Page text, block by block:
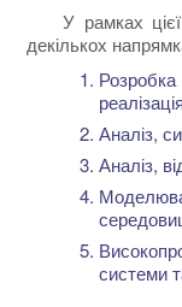
У рамках
декількох
Розробка
Аналіз,
Аналіз,
системи